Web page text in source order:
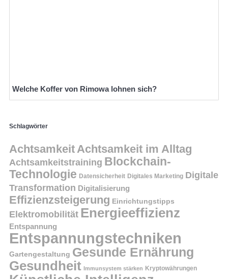
Welche Koffer von Rimowa lohnen sich?
Schlagwörter
AchtsamkeitAchtsamkeit im Alltag
Achtsamkeitstraining Blockchain-
Technologie Datensicherheit Digitales Marketing Digitale
Transformation Digitalisierung
Effizienzsteigerung Einrichtungstipps
Elektromobilität Energieeffizienz
Entspannung
Entspannungstechniken
Gartengestaltung Gesunde Ernährung
Gesundheit Immunsystem stärken Kryptowährungen